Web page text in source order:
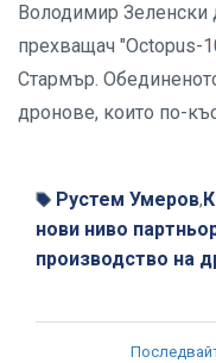
Володимир Зеленски
прехващач "Octopus-
Стармър.
дронове, които по-
Рустем Умеров,
нови ниво
производство на